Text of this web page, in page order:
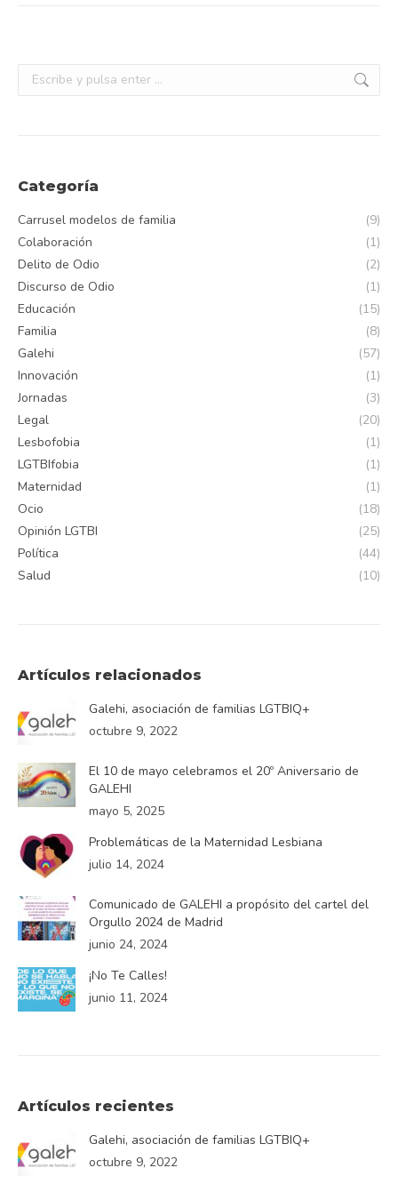
Buscar:
Categoría
Carrusel modelos de familia
(9)
Colaboración
(1)
Delito de Odio
(2)
Discurso de Odio
(1)
Educación
(15)
Familia
(8)
Galehi
(57)
Innovación
(1)
Jornadas
(3)
Legal
(20)
Lesbofobia
(1)
LGTBIfobia
(1)
Maternidad
(1)
Ocio
(18)
Opinión LGTBI
(25)
Política
(44)
Salud
(10)
Artículos relacionados
Galehi, asociación de familias LGTBIQ+
octubre 9, 2022
El 10 de mayo celebramos el 20º Aniversario de
GALEHI
mayo 5, 2025
Problemáticas de la Maternidad Lesbiana
julio 14, 2024
Comunicado de GALEHI a propósito del cartel del
Orgullo 2024 de Madrid
junio 24, 2024
¡No Te Calles!
junio 11, 2024
Artículos recientes
Galehi, asociación de familias LGTBIQ+
octubre 9, 2022